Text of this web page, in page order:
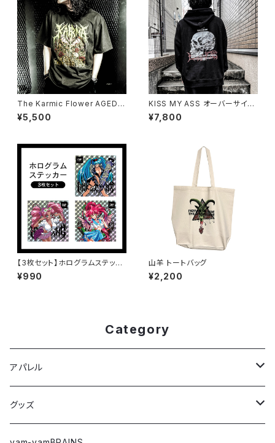
The Karmic Flower AGED T
-shirt
¥5,500
KISS MY ASS オーバーサイズ
Pull Hoodie（公式サイト限定S
POT ITEM）
¥7,800
【3枚セット】ホログラムステッカ
ー
¥990
山羊 トートバッグ
¥2,200
Category
アパレル
Tシャツ
グッズ